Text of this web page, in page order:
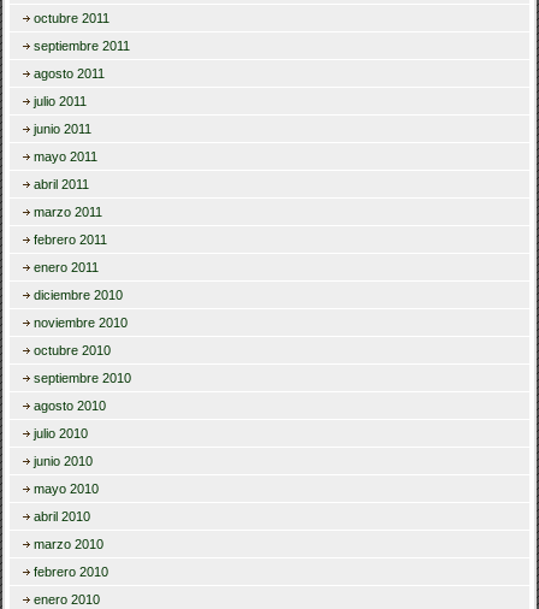
octubre 2011
septiembre 2011
agosto 2011
julio 2011
junio 2011
mayo 2011
abril 2011
marzo 2011
febrero 2011
enero 2011
diciembre 2010
noviembre 2010
octubre 2010
septiembre 2010
agosto 2010
julio 2010
junio 2010
mayo 2010
abril 2010
marzo 2010
febrero 2010
enero 2010